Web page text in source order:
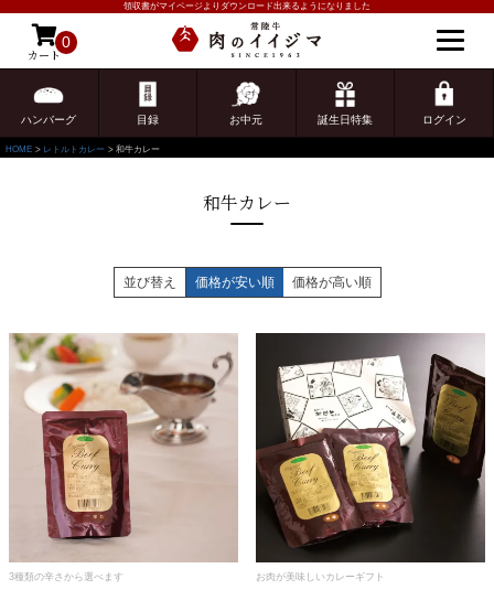
領収書がマイページよりダウンロード出来るようになりました
カート
0
ハンバーグ 目録 お中元 誕生日特集 ログイン
ゲスト 様こんにちは
ログイン
HOME レトルトカレー 和牛カレー
和牛カレー
並び替え 価格が安い順 価格が高い順
3種類の辛さから選べます お肉が美味しいカレーギフト